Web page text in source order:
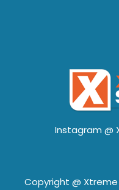
Instagram @
Copyright @